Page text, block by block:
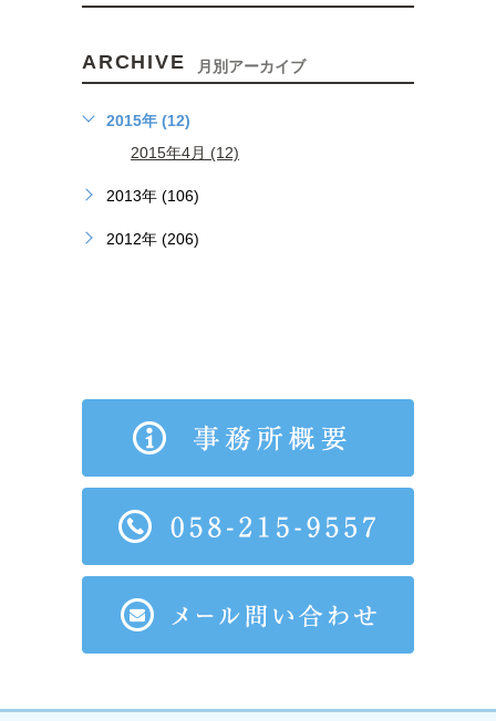
ARCHIVE 月別アーカイブ
2015年 (12)
2015年4月 (12)
2013年 (106)
2012年 (206)